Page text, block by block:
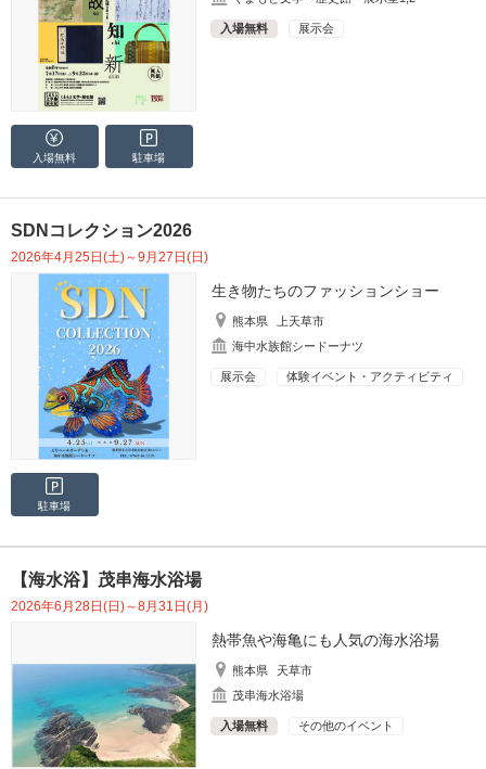
入場無料 展示会
入場無料 駐車場
SDNコレクション2026
2026年4月25日(土)～9月27日(日)
生き物たちのファッションショー
熊本県
上天草市
海中水族館シードーナツ
展示会 体験イベント・アクティビティ
駐車場
【海水浴】茂串海水浴場
2026年6月28日(日)～8月31日(月)
熱帯魚や海亀にも人気の海水浴場
熊本県
天草市
茂串海水浴場
入場無料 その他のイベント